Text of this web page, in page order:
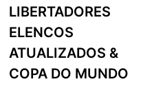
LIBERTADORES
ELENCOS
ATUALIZADOS &
COPA DO MUNDO